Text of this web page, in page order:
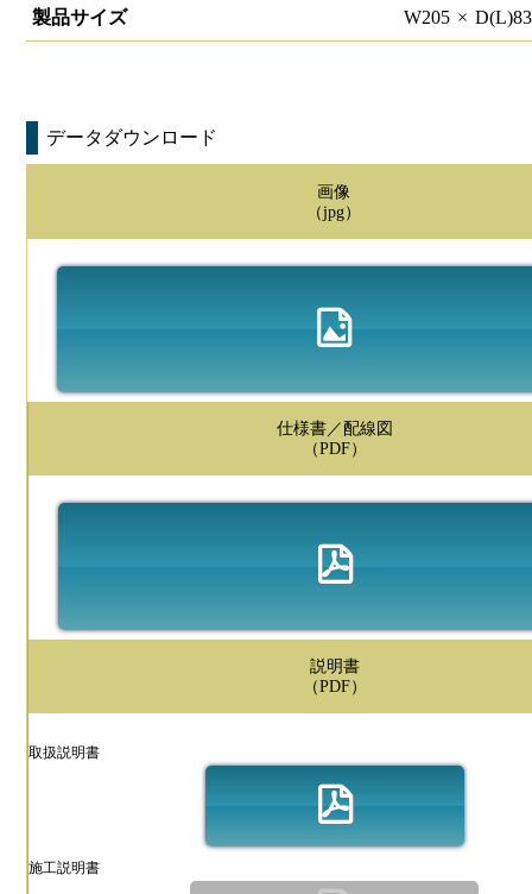
製品サイズ W205 × D(L)
データダウンロード
画像
（jpg）
仕様書／配線図
（PDF）
説明書
（PDF）
取扱説明書
施工説明書